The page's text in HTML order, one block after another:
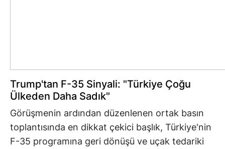
Trump'tan F-35 Sinyali: "Türkiye Çoğu
Ülkeden Daha Sadık"
Görüşmenin ardından düzenlenen ortak basın
toplantısında en dikkat çekici başlık, Türkiye'nin
F-35 programına geri dönüşü ve uçak tedariki